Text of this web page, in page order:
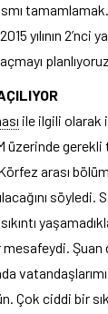
tamamlamak.
yılının 2’nci
ile ilgili olarak
üzerinde gerekli
arası
söyledi.
mesafeydi.
Çok ciddi bir